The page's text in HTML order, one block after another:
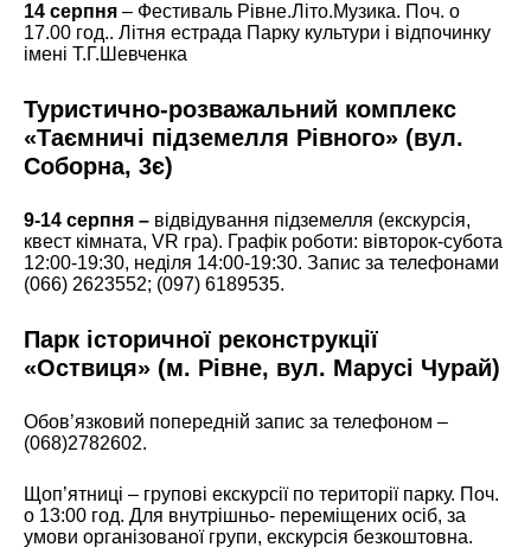
14 серпня – Фестиваль Рівне.Літо.Музика. Поч. о
17.00 год.. Літня естрада Парку культури і відпочинку
імені Т.Г.Шевченка
Туристично-розважальний комплекс
«Таємничі підземелля Рівного» (вул.
Соборна, 3є)
9-14 серпня – відвідування підземелля (екскурсія,
квест кімната, VR гра). Графік роботи: вівторок-субота
12:00-19:30, неділя 14:00-19:30. Запис за телефонами
(066) 2623552; (097) 6189535.
Парк історичної реконструкції
«Оствиця» (м. Рівне, вул. Марусі Чурай)
Обов’язковий попередній запис за телефоном –
(068)2782602.
Щоп’ятниці – групові екскурсії по території парку. Поч.
о 13:00 год. Для внутрішньо- переміщених осіб, за
умови організованої групи, екскурсія безкоштовна.